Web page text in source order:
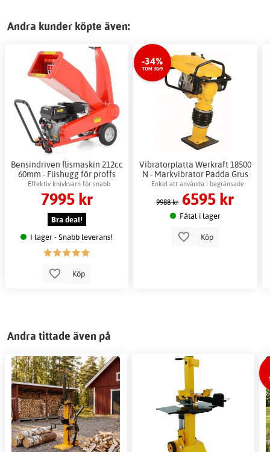
Andra kunder köpte även:
Bensindriven flismaskin 212cc
60mm - Flishugg för proffs
Effektiv knivkvarn för snabb
kompostering
7995 kr
Bra deal!
I lager - Snabb leverans!
Köp
-34%
TOM 30/9
Vibratorplatta Werkraft 18500
N - Markvibrator Padda Grus
355x280mm
Enkel att använda i begränsade
utrymmen
9988 kr 6595 kr
Fåtal i lager
Köp
Andra tittade även på